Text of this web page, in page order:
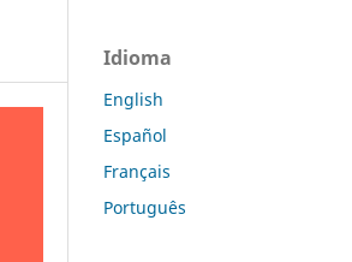
Idioma
English
Español
Français
Português